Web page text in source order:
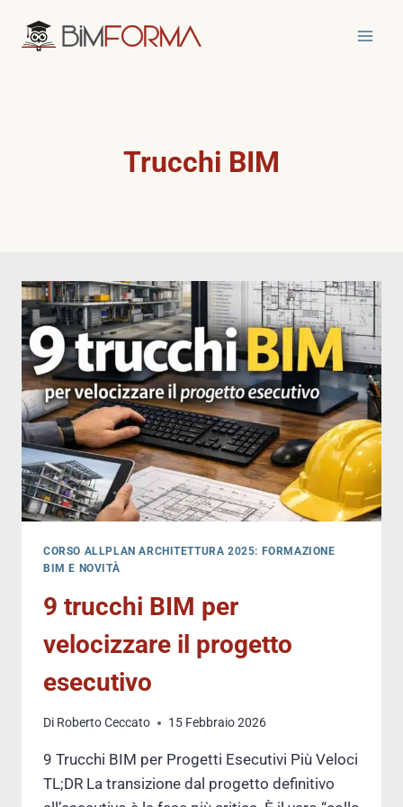
Trucchi BIM
CORSO ALLPLAN ARCHITETTURA 2025: FORMAZIONE
BIM E NOVITÀ
9 trucchi BIM per
velocizzare il progetto
esecutivo
Di Roberto Ceccato 15 Febbraio 2026
9 Trucchi BIM per Progetti Esecutivi Più Veloci
TL;DR La transizione dal progetto definitivo